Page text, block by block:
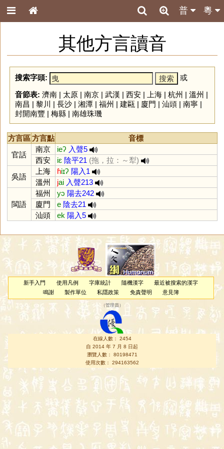
粵
普
其他方言讀音
搜索字頭:
或
音節表: 濟南| 太原| 南京| 武漢 | 西安| 上海| 杭州 | 溫州 |
南昌 | 黎川 | 長沙| 湘潭| 福州 | 建甌 | 廈門 | 汕頭| 南寧|
封開南豐 | 梅縣| 南雄珠璣
方言區方言點
音標
官話
南京 ieʔ 入聲5
西安
iɛ 陰平21 (拖，拉：～犁)
吳語
上海 ɦiɪʔ 陽入1
溫州
jai 入聲213
閩語
福州 yɔ 陽去242
廈門
e 陰去21
汕頭
ek 陽入5
新手入門 使用凡例 字庫統計 隨機漢字
最近被搜索的漢字
鳴謝
製作單位 私隱政策 免責聲明 意見簿
（管理員 ）
在線人數： 2454
自 2014 年 7 月 8 日起
瀏覽人數： 80198471
使用次數： 294163562